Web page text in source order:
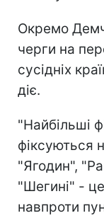
Окремо
черги на
сусідніх
діє.
"Найбільші
фіксуються
"Ягодин",
"Шегині" -
навпроти